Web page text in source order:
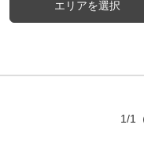
エリアを選択
1/1